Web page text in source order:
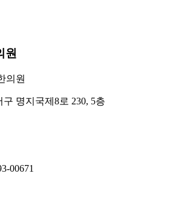
원
의원
명지국제8로 230, 5층
00671